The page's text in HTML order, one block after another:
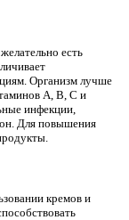
есть
Организм лучше
A, B, C и
инфекции,
Для повышения
кремов и